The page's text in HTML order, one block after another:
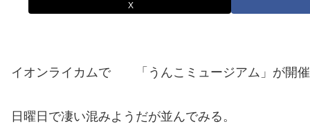
X
イオンライカムで 「うんこミュージアム」が開
日曜日で凄い混みようだが並んでみる。